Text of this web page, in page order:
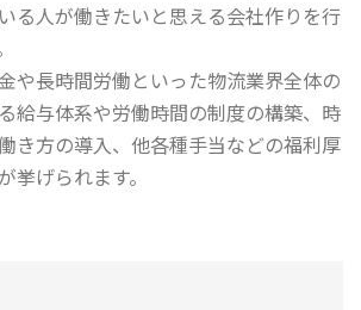
る人が働きたいと思える会社作りを行
や長時間労働といった物流業界全体の
給与体系や労働時間の制度の構築、時
き方の導入、他各種手当などの福利厚
挙げられます。